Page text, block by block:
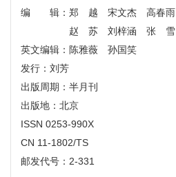
编 辑：郑 越 宋文杰 高春雨
赵 苏 刘梓涵 张 雪
英文编辑：陈雅薇 孙国笑
发行：刘芳
出版周期：半月刊
出版地：北京
ISSN 0253-990X
CN 11-1802/TS
邮发代号：2-331
体例规范